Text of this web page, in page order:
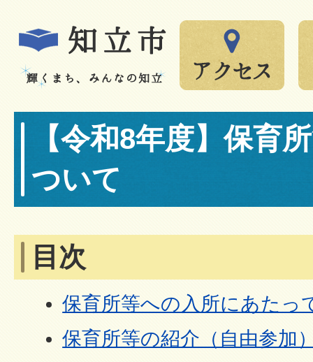
【令和8年度】保育
ついて
目次
保育所等への入所にあたっ
保育所等の紹介（自由参加